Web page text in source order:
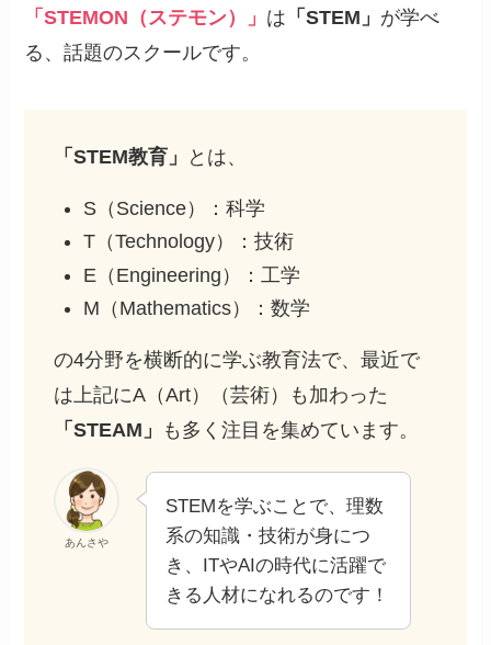
「STEMON（ステモン）」 は 「STEM」 が学べ
る、話題のスクールです。
「STEM教育」 とは、
S（Science）：科学
T（Technology）：技術
E（Engineering）：工学
M（Mathematics）：数学
の4分野を横断的に学ぶ教育法で、最近で
は上記にA（Art）（芸術）も加わった
「STEAM」
も多く注目を集めています。
あんさや
STEMを学ぶことで、理数
系の知識・技術が身につ
き、ITやAIの時代に活躍で
きる人材になれるのです！